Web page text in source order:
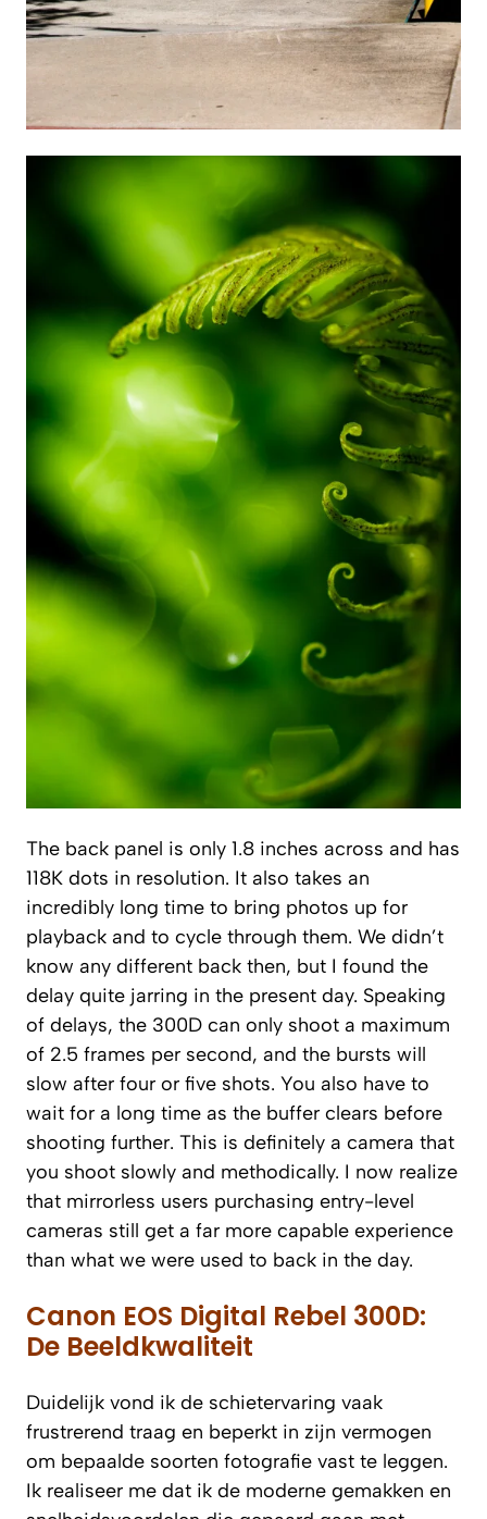
The back panel is only 1.8 inches across and has
118K dots in resolution. It also takes an
incredibly long time to bring photos up for
playback and to cycle through them. We didn’t
know any different back then, but I found the
delay quite jarring in the present day. Speaking
of delays, the 300D can only shoot a maximum
of 2.5 frames per second, and the bursts will
slow after four or five shots. You also have to
wait for a long time as the buffer clears before
shooting further. This is definitely a camera that
you shoot slowly and methodically. I now realize
that mirrorless users purchasing entry-level
cameras still get a far more capable experience
than what we were used to back in the day.
Canon EOS Digital Rebel 300D:
De Beeldkwaliteit
Duidelijk vond ik de schietervaring vaak
frustrerend traag en beperkt in zijn vermogen
om bepaalde soorten fotografie vast te leggen.
Ik realiseer me dat ik de moderne gemakken en